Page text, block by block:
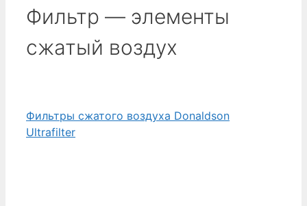
Фильтр — элементы
сжатый воздух
Фильтры сжатого воздуха Donaldson
Ultrafilter